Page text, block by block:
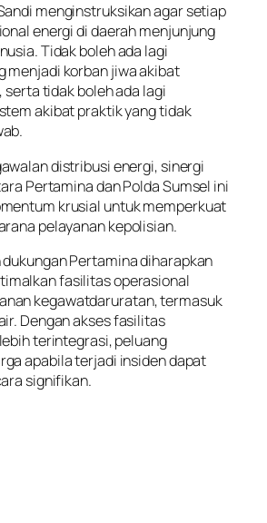
menginstruksikan agar setiap
energi di daerah menjunjung
Tidak boleh ada lagi
menjadi korban jiwa akibat
tidak boleh ada lagi
akibat praktik yang tidak
distribusi energi, sinergi
Pertamina dan Polda Sumsel ini
krusial untuk memperkuat
pelayanan kepolisian.
Pertamina diharapkan
fasilitas operasional
kegawatdaruratan, termasuk
Dengan akses fasilitas
terintegrasi, peluang
apabila terjadi insiden dapat
signifikan.